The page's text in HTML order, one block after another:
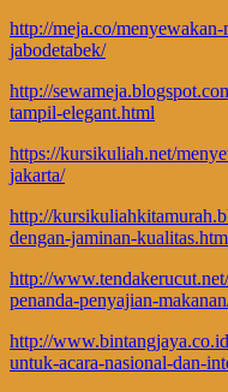
http://meja.co/
jabodetabek/
http://
tampil-elegant.html
https://kursikuliah.net/
jakarta/
http://
dengan-jaminan-
http://
penanda-penyajian-
http://
untuk-acara-nasional-dan-